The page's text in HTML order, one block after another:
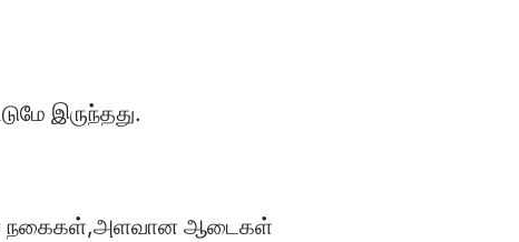
இருந்தது.
நகைகள்,அளவான ஆடைகள்